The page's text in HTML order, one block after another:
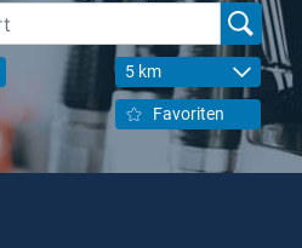
5 km
Favoriten